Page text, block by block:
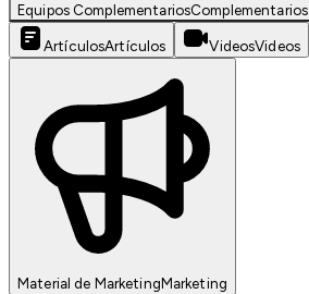
Equipos ComplementariosComplementarios
ArtículosArtículos VideosVideos
Material de MarketingMarketing